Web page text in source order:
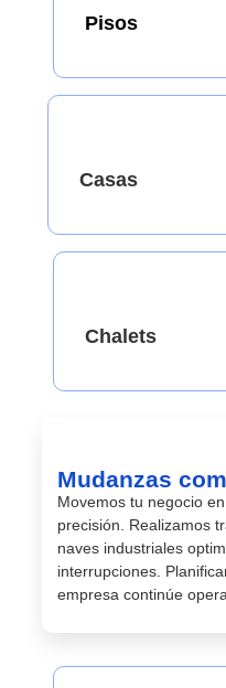
Pisos
Casas
Chalets
Mudanzas
Movemos tu negocio
precisión. Realizamos
naves industriales
interrupciones.
empresa continúe